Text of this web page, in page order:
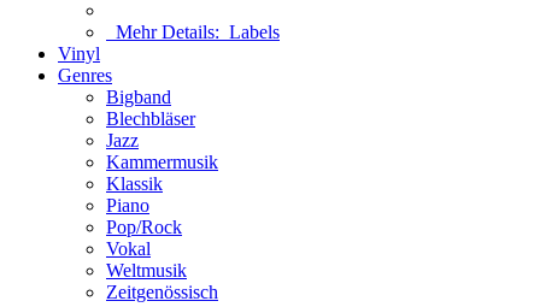
Mehr Details: Labels
Vinyl
Genres
Bigband
Blechbläser
Jazz
Kammermusik
Klassik
Piano
Pop/Rock
Vokal
Weltmusik
Zeitgenössisch